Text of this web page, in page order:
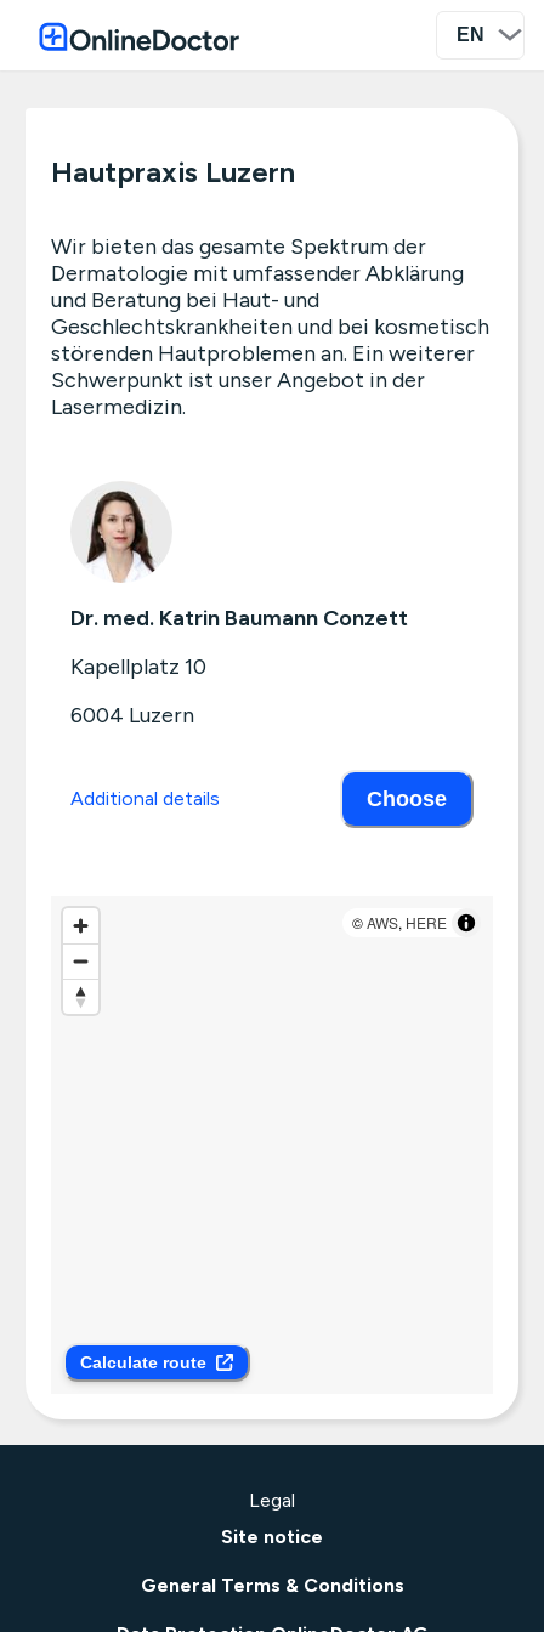
Hautpraxis Luzern
Wir bieten das gesamte Spektrum der
Dermatologie mit umfassender Abklärung
und Beratung bei Haut- und
Geschlechtskrankheiten und bei kosmetisch
störenden Hautproblemen an. Ein weiterer
Schwerpunkt ist unser Angebot in der
Lasermedizin.
Dr. med. Katrin Baumann Conzett
Kapellplatz 10
6004 Luzern
Additional details Choose
©AWS, HERE
Calculate route
Legal
Site notice
General Terms & Conditions